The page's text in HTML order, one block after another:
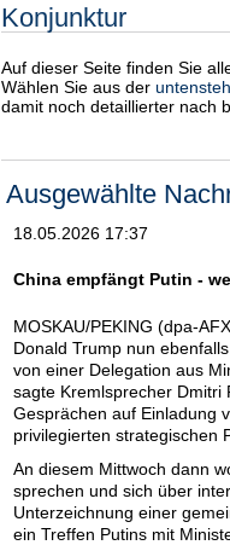
Konjunktur
Auf dieser Seite finden Sie
Wählen Sie aus der
damit noch detaillierter nach
Ausgewählte
18.05.2026 17:37
China empfängt Putin -
MOSKAU/PEKING (dpa-
Donald Trump nun
von einer Delegation aus
sagte Kremlsprecher Dmitri
Gesprächen auf Einladung
privilegierten strategischen
An diesem Mittwoch dann
sprechen und sich über
Unterzeichnung einer
ein Treffen Putins mit